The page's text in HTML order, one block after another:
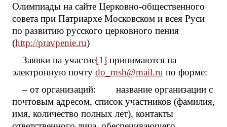
Олимпиады на сайте Церковно-общественного
совета при Патриархе Московском и всея Руси
по развитию русского церковного пения
(http://pravpenie.ru)
Заявки на участие[1] принимаются на
электронную почту do_msh@mail.ru по форме:
– от организаций: название организации с
почтовым адресом, список участников (фамилия,
имя, количество полных лет), контакты